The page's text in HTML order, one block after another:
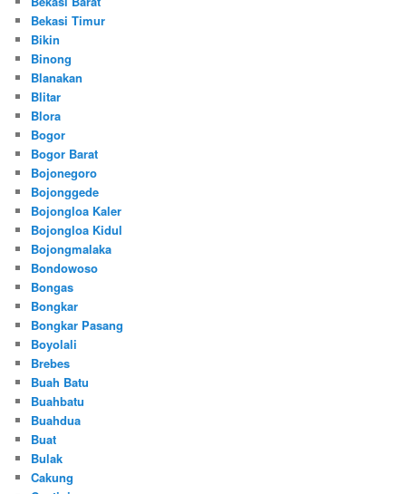
Bekasi Timur
Bikin
Binong
Blanakan
Blitar
Blora
Bogor
Bogor Barat
Bojonegoro
Bojonggede
Bojongloa Kaler
Bojongloa Kidul
Bojongmalaka
Bondowoso
Bongas
Bongkar
Bongkar Pasang
Boyolali
Brebes
Buah Batu
Buahbatu
Buahdua
Buat
Bulak
Cakung